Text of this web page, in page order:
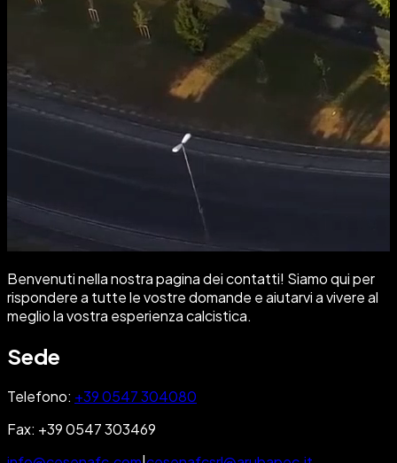
Benvenuti nella nostra pagina dei contatti! Siamo qui per
rispondere a tutte le vostre domande e aiutarvi a vivere al
meglio la vostra esperienza calcistica.
Sede
Telefono: +39 0547 304080
Fax: +39 0547 303469